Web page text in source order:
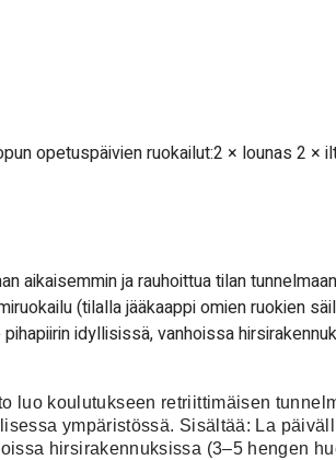
opetuspäivien ruokailut:2 × lounas 2 ×
aikaisemmin ja rauhoittua tilan
(tilalla jääkaappi omien ruokien
idyllisissä, vanhoissa
luo koulutukseen retriittimäisen
ympäristössä. Sisältää: La
hirsirakennuksissa (3–5 hengen